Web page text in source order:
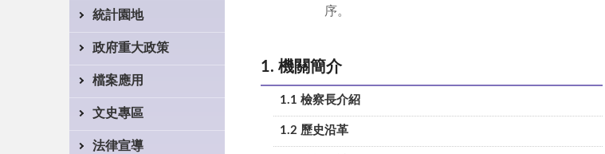
統計園地
政府重大政策
檔案應用
文史專區
法律宣導
序。
1. 機關簡介
1.1 檢察長介紹
1.2 歷史沿革